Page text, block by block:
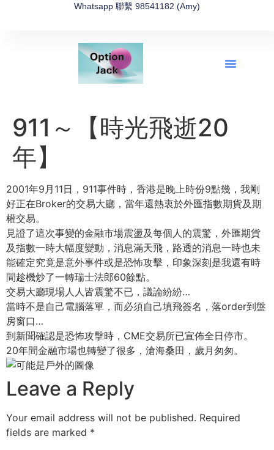
Whatsapp 聯繫 98541182 (Amy)
911～【時光飛逝20
年】
2001年9月11日，911事件時，香港是晚上時份9點幾，我剛
好正在Broker的交易大廳，當年還熱衷於外匯指數期貨及期
權交易。
見證了這次事變的金融市場震盪及每個人的震驚，外匯期貨
及指數一時大幅度變動，消息滿天飛，路透的消息一時也未
能確定究竟是意外事件或是恐怖攻擊，印象深刻是我還有時
間趁機炒了一轉瑞士法郎60餘點。
交易大廳現場人人皆震驚不已，議論紛紛…
當時不是自己電腦落單，而必須自己填飛簽名，落order到盤
房窗口…
到新聞確認是恐怖攻擊時，CME交易所已宣佈全日停市。
20年間金融市場也轉變了很多，滄海桑田，歲月匆匆。
Leave a Reply
Your email address will not be published. Required
fields are marked *